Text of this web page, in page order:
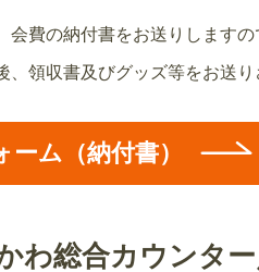
会費の納付書をお送りします
、領収書及びグッズ等をお送り
ーム（納付書）
わ総合カウンタ